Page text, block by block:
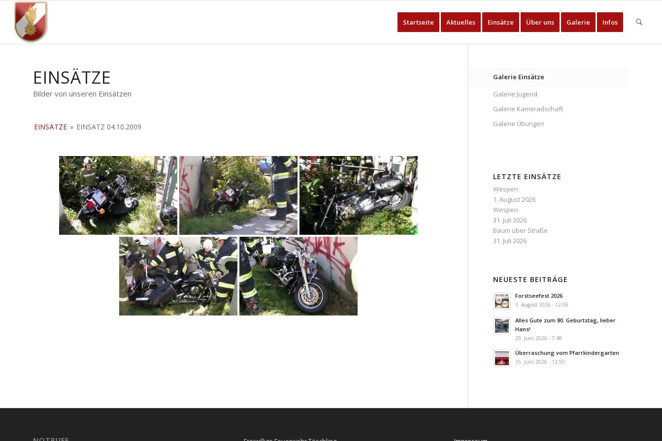
Startseite Aktuelles Einsätze Über uns Galerie Infos
EINSÄTZE
Bilder von unseren Einsätzen
EINSÄTZE » EINSATZ 04.10.2009
Galerie Einsätze
Galerie Jugend
Galerie Kameradschaft
Galerie Übungen
LETZTE EINSÄTZE
Wespen
1. August 2026
Wespen
31. Juli 2026
Baum über Straße
31. Juli 2026
NEUESTE BEITRÄGE
Forstseefest 2026
3. August 2026 - 12:06
Alles Gute zum 80. Geburtstag, lieber
Hans!
29. Juni 2026 - 7:48
Überraschung vom Pfarrkindergarten
15. Juni 2026 - 13:50